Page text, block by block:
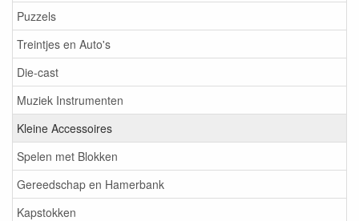
Puzzels
Treintjes en Auto's
Die-cast
Muziek Instrumenten
Kleine Accessoires
Spelen met Blokken
Gereedschap en Hamerbank
Kapstokken